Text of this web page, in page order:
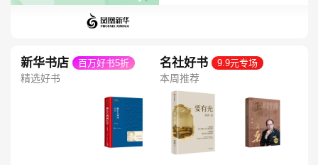
新华书店 百万好书5折
精选好书
名社好书 9.9元专场
本周推荐